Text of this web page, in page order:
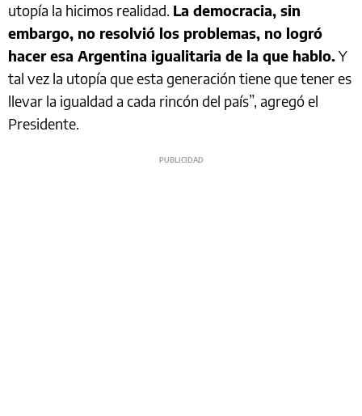
utopía la hicimos realidad. La democracia, sin
embargo, no resolvió los problemas, no logró
hacer esa Argentina igualitaria de la que hablo.Y
tal vez la utopía que esta generación tiene que tener es
llevar la igualdad a cada rincón del país”, agregó el
Presidente.